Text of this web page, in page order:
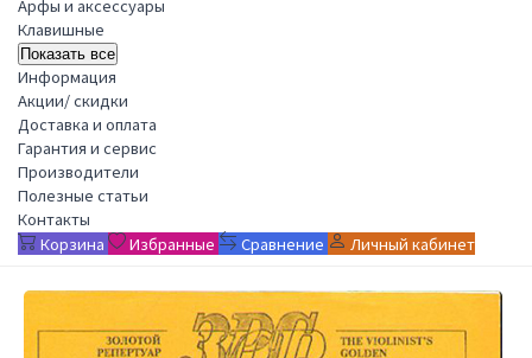
Арфы и аксессуары
Клавишные
Показать все
Информация
Акции/ скидки
Доставка и оплата
Гарантия и сервис
Производители
Полезные статьи
Контакты
Корзина
Избранные Сравнение Личный кабинет